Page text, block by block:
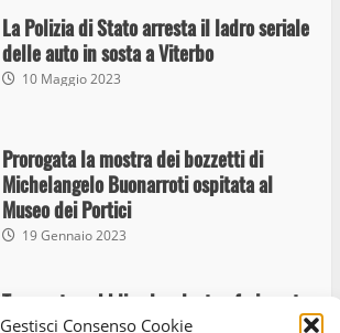
Gestisci Consenso Cookie
Prorogata la mostra dei bozzetti di
Michelangelo Buonarroti ospitata al
Museo dei Portici
Trasporto pubblico locale, trasferimento
capolinea al terminal Riello dal 15 al 17
giugno
15 Giugno 2023
Giochi Sportivi Studenteschi di Atletica a